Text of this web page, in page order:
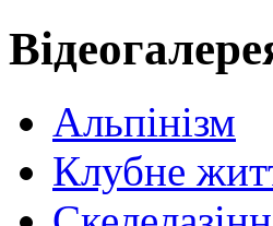
Альпінізм
Клубне